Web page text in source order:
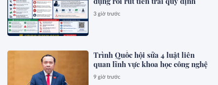
3 giờ trước
Trình Quốc hội sửa 4 luật liên
quan lĩnh vực khoa học công nghệ
9 giờ trước